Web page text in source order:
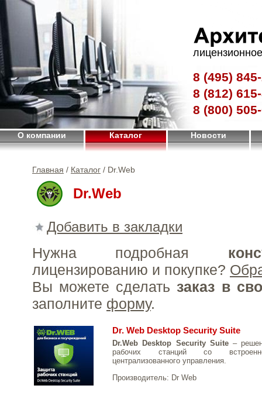
8 (495)
8 (812)
8 (800)
О компании Каталог Новости
Главная / Каталог / Dr.Web
Dr.Web
Добавить в закладки
Нужна подробная
лицензированию и покупке?
Вы можете сделать заказ в
заполните форму.
Dr. Web Desktop Security Suite
Dr.Web Desktop Security Suite–
рабочих станций со
централизованного управления.
Производитель: Dr Web